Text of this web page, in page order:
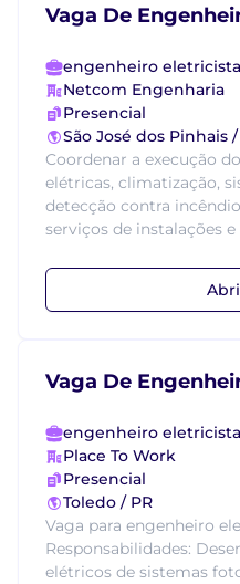
Vaga De
engenheiro eletricista
Netcom Engenharia
Presencial
São José dos Pinhais /
Coordenar a execução
elétricas, climatização,
detecção contra
serviços de instalações e
Vaga De
engenheiro eletricista
Place To Work
Presencial
Toledo / PR
Vaga para engenheiro
Responsabilidades:
elétricos de sistemas